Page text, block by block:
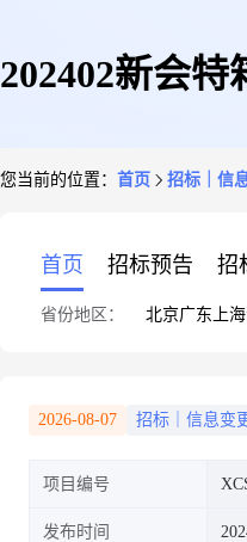
202402新会
您当前的位置： 首页 招标｜信
首页 招标预告 招
省份地区： 北京广东 上海
2026-08-07 招标｜信息变
项目编号
发布时间